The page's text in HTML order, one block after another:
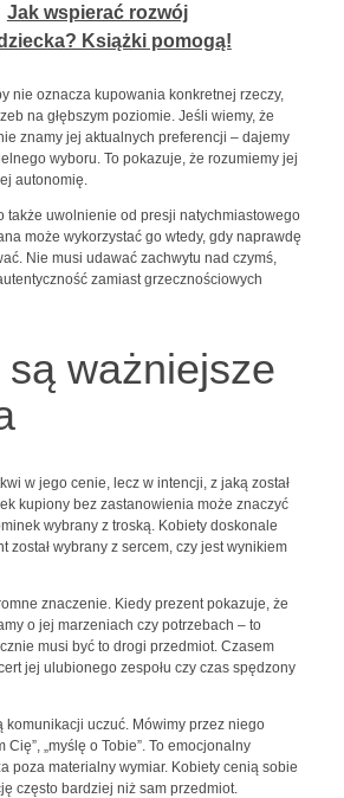
Jak wspierać rozwój
Książki pomogą!
nie oznacza kupowania konkretnej rzeczy,
na głębszym poziomie. Jeśli wiemy, że
znamy jej aktualnych preferencji – dajemy
wyboru. To pokazuje, że rozumiemy jej
autonomię.
także uwolnienie od presji natychmiastowego
może wykorzystać go wtedy, gdy naprawdę
Nie musi udawać zachwytu nad czymś,
zamiast grzecznościowych
są ważniejsze
w jego cenie, lecz w intencji, z jaką został
kupiony bez zastanowienia może znaczyć
wybrany z troską. Kobiety doskonale
został wybrany z sercem, czy jest wynikiem
znaczenie. Kiedy prezent pokazuje, że
o jej marzeniach czy potrzebach – to
musi być to drogi przedmiot. Czasem
jej ulubionego zespołu czy czas spędzony
komunikacji uczuć. Mówimy przez niego
Cię”, „myślę o Tobie”. To emocjonalny
poza materialny wymiar. Kobiety cenią sobie
często bardziej niż sam przedmiot.